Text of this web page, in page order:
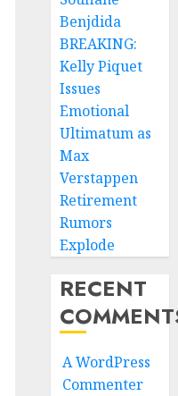
Benjdida
BREAKING:
Kelly Piquet
Issues
Emotional
Ultimatum as
Max
Verstappen
Retirement
Rumors
Explode
RECENT
A WordPress
Commenter